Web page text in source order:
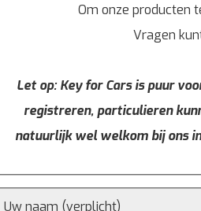
Om onze producten
Vragen
Let op: Key for Cars is puur
registreren, particulieren
natuurlijk wel welkom bij ons